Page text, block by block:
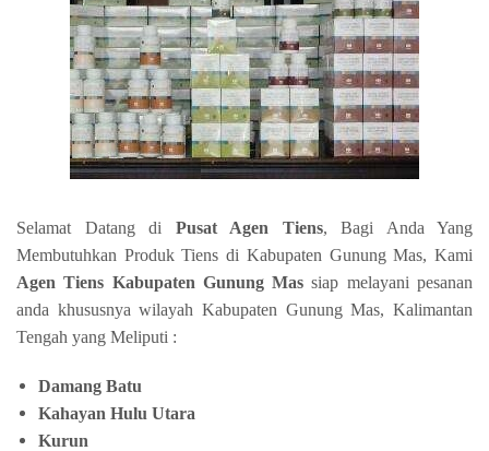
Selamat Datang di Pusat Agen Tiens, Bagi Anda Yang
Membutuhkan Produk Tiens di Kabupaten Gunung Mas, Kami
Agen Tiens Kabupaten Gunung Mas siap melayani pesanan
anda khususnya wilayah Kabupaten Gunung Mas, Kalimantan
Tengah yang Meliputi :
Damang Batu
Kahayan Hulu Utara
Kurun